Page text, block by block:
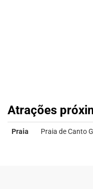
Atrações
Praia Praia de Canto